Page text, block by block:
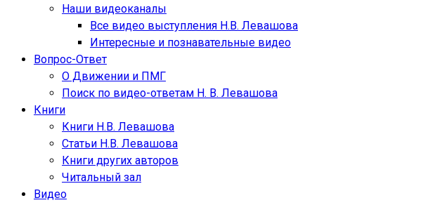
Наши видеоканалы
Все видео выступления Н.В. Левашова
Интересные и познавательные видео
Вопрос-Ответ
О Движении и ПМГ
Поиск по видео-ответам Н. В. Левашова
Книги
Книги Н.В. Левашова
Статьи Н.В. Левашова
Книги других авторов
Читальный зал
Видео